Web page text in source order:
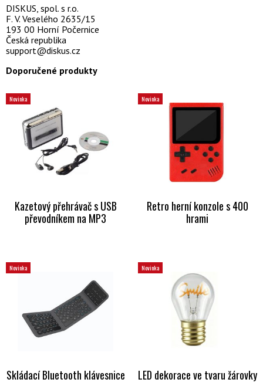
DISKUS, spol. s r.o.
F. V. Veselého 2635/15
193 00 Horní Počernice
Česká republika
support@diskus.cz
Doporučené produkty
Novinka
Kazetový přehrávač s USB
převodníkem na MP3
Novinka
Retro herní konzole s 400
hrami
Novinka
Skládací Bluetooth klávesnice
Novinka
LED dekorace ve tvaru žárovky